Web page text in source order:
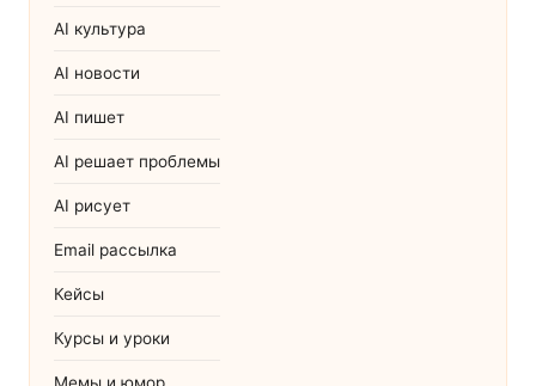
AI культура
AI новости
AI пишет
AI решает проблемы
AI рисует
Email рассылка
Кейсы
Курсы и уроки